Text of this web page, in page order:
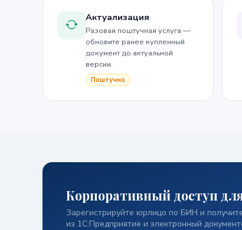
Актуализация
Разовая поштучная услуга —
обновите ранее купленный
документ до актуальной
версии.
Поштучно
Корпоративный доступ
Зарегистрируйте юрлицо по БИН и
из 1С:Предприятие и электронный